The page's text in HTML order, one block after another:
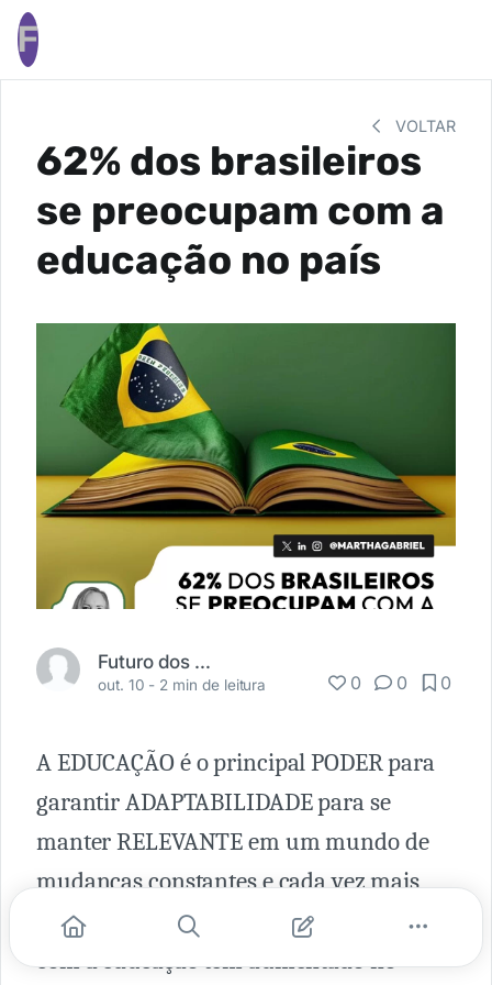
F
VOLTAR
62% dos brasileiros
se preocupam com a
educação no país
Futuro dos Negócios
out. 10 - 2 min de leitura 0 0 0
A EDUCAÇÃO é o principal PODER para
garantir ADAPTABILIDADE para se
manter RELEVANTE em um mundo de
mudanças constantes e cada vez mais
aceleradas. Por isso, a PREOCUPAÇÃO
com a educação tem aumentado no